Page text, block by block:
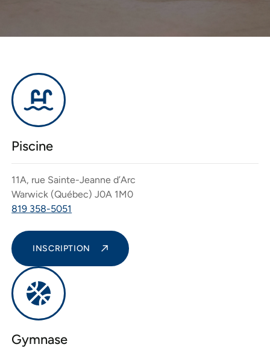
Piscine
11A, rue Sainte-Jeanne d’Arc
Warwick (Québec) J0A 1M0
819 358-5051
INSCRIPTION
Gymnase